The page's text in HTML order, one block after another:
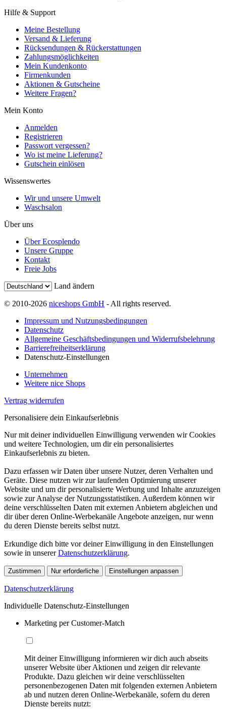
Hilfe & Support
Meine Bestellung
Versand & Lieferung
Rücksendungen & Rückerstattungen
Zahlungsmöglichkeiten
Mein Kundenkonto
Firmenkunden
Aktionen & Gutscheine
Weitere Fragen?
Mein Konto
Anmelden
Registrieren
Passwort vergessen?
Wo ist meine Lieferung?
Gutschein einlösen
Wissenswertes
Wir und unsere Umwelt
Waschsalon
Über uns
Über Ecosplendo
Unsere Gruppe
Kontakt
Freie Jobs
Land ändern
© 2010-2026 niceshops GmbH - All rights reserved.
Impressum und Nutzungsbedingungen
Datenschutz
Allgemeine Geschäftsbedingungen und Widerrufsbelehrung
Barrierefreiheitserklärung
Datenschutz-Einstellungen
Unternehmen
Weitere nice Shops
Vertrag widerrufen
Personalisiere dein Einkaufserlebnis
Nur mit deiner individuellen Einwilligung verwenden wir Cookies
und weitere Technologien, um dir ein personalisiertes
Einkaufserlebnis zu bieten.
Dazu erfassen wir Daten über unsere Nutzer, deren Verhalten und
Geräte. Diese nutzen wir zur laufenden Optimierung unserer
Website und um dir personalisierte Werbung und Inhalte anzuzeigen
sowie zur Analyse der Nutzungsstatistiken. Außerdem können wir
deine verschlüsselten Daten mit externen Anbietern abgleichen und
dir über deren Online-Werbekanäle Angebote anzeigen, nur wenn
du deren Dienste bereits selbst nutzt.
Erkundige dich bitte vor deiner Einwilligung in den Einstellungen
sowie in unsererDatenschutzerklärung.
Zustimmen Nur erforderliche Einstellungen anpassen
Datenschutzerklärung
Individuelle Datenschutz-Einstellungen
Marketing per Customer-Match
Mit deiner Einwilligung informieren wir dich auch abseits
unserer Website über Aktionen und zeigen dir relevante
Produkte. Dazu gleichen wir deine verschlüsselten
personenbezogenen Daten mit folgenden externen Anbietern
ab und nutzen deren Online-Werbekanäle, sofern du deren
Dienste bereits nutzt: